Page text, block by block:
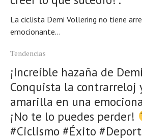
La ciclista Demi Vollering no tiene
emocionante...
Tendencias
¡Increíble hazaña de
Conquista la contrarreloj
amarilla en una
¡No te lo puedes perder!
#Ciclismo #Éxito